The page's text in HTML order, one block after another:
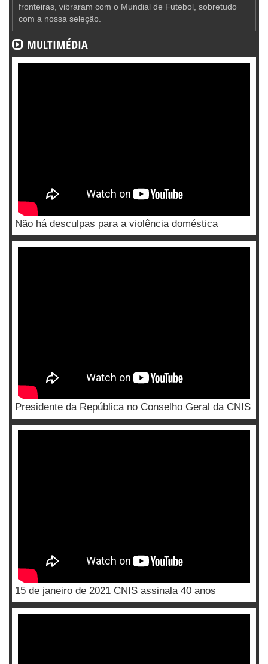
fronteiras, vibraram com o Mundial de Futebol, sobretudo
com a nossa seleção.
MULTIMÉDIA
Não há desculpas para a violência doméstica
Presidente da República no Conselho Geral da CNIS
15 de janeiro de 2021 CNIS assinala 40 anos